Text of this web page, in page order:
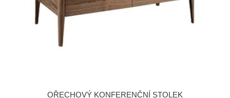
OŘECHOVÝ KONFERENČNÍ STOLEK